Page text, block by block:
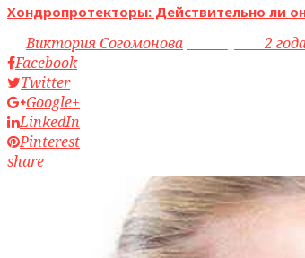
Хондропротекторы: Действительно ли
byВиктория Согомонова access_time2
Facebook
Twitter
Google+
LinkedIn
Pinterest
share